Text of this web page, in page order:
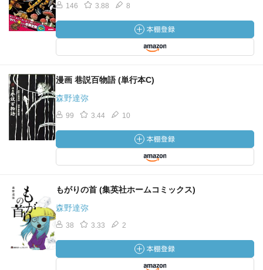
146 3.88 8
漫画 巷説百物語 (単行本C)
森野達弥
99 3.44 10
もがりの首 (集英社ホームコミックス)
森野達弥
38 3.33 2